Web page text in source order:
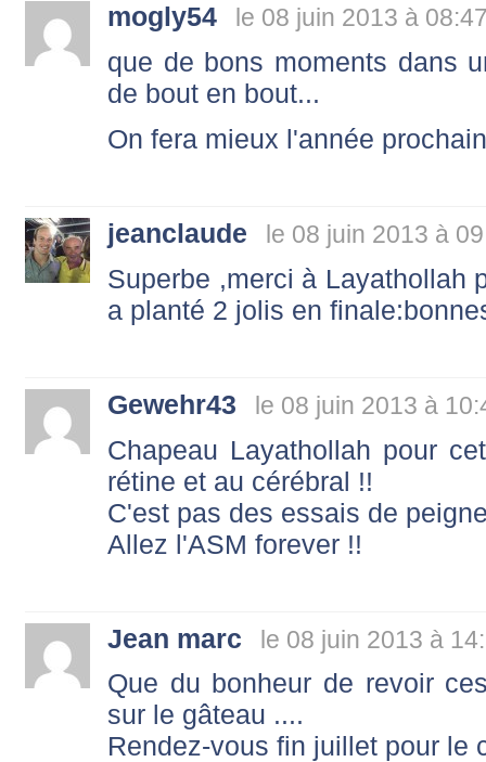
mogly54 le 08 juin 2013 à
que de bons moments dans
de bout en bout...
On fera mieux l'année
jeanclaude le 08 juin 2013 à
Superbe ,merci à Layathollah
a planté 2 jolis en
Gewehr43 le 08 juin 2013 à
Chapeau Layathollah pour
rétine et au cérébral !!
C'est pas des essais de
Allez l'ASM forever !!
Jean marc le 08 juin 2013 à
Que du bonheur de revoir
sur le gâteau ....
Rendez-vous fin juillet pour le